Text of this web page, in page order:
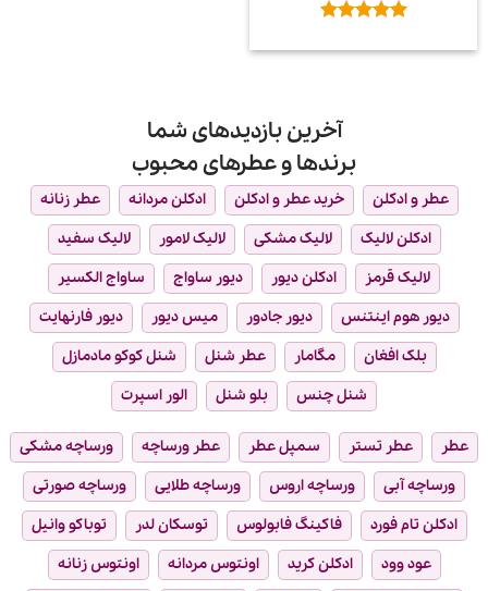
5
آخرین بازدیدهای شما
برندها و عطرهای محبوب
عطر و ادکلن خرید عطر و ادکلن ادکلن مردانه
عطر زنانه
ادکلن لالیک
لالیک مشکی لالیک لامور
لالیک سفید
لالیک قرمز
ادکلن دیور دیور ساواج
ساواج الکسیر
دیور هوم اینتنس
دیور جادور میس دیور
دیور فارنهایت
بلک افغان
مگامار عطر شنل
شنل کوکو مادمازل
شنل چنس
بلو شنل الور اسپرت
عطر عطر تستر سمپل عطر عطر ورساچه
ورساچه مشکی
ورساچه آبی
ورساچه اروس ورساچه طلایی
ورساچه صورتی
ادکلن تام فورد
فاکینگ فابولوس توسکان لدر
توباکو وانیل
عود وود
ادکلن کرید اونتوس مردانه
اونتوس زنانه